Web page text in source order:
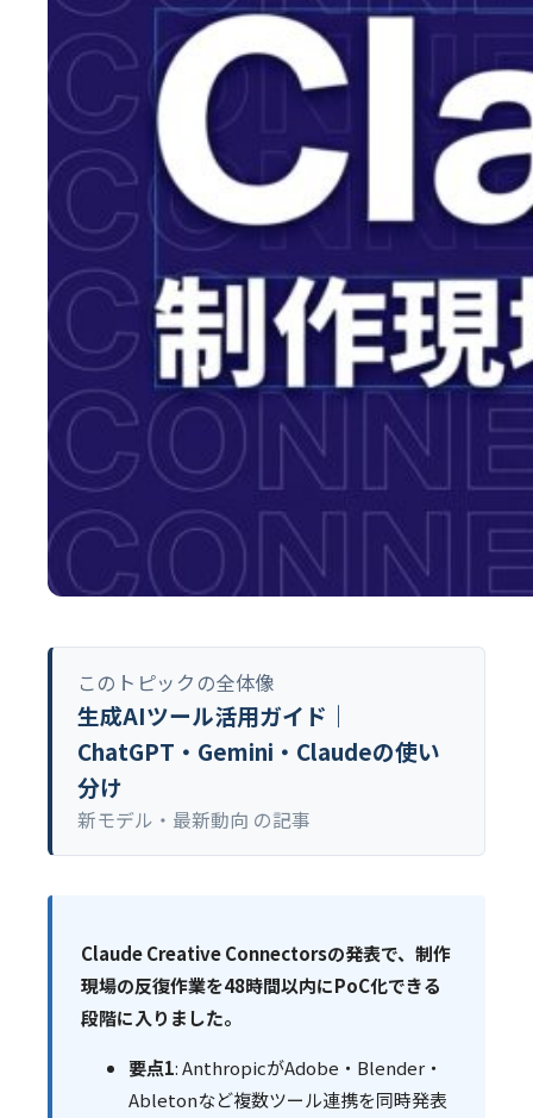
このトピックの全体像
生成AIツール活用ガイド｜
ChatGPT・Gemini・Claudeの使い
分け
新モデル・最新動向 の記事
Claude Creative Connectorsの発表で、制作
現場の反復作業を48時間以内にPoC化できる
段階に入りました。
要点1: AnthropicがAdobe・Blender・
Abletonなど複数ツール連携を同時発表